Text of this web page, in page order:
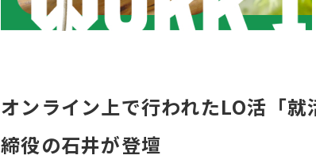
オンライン上で行われたLO活「
締役の石井が登壇